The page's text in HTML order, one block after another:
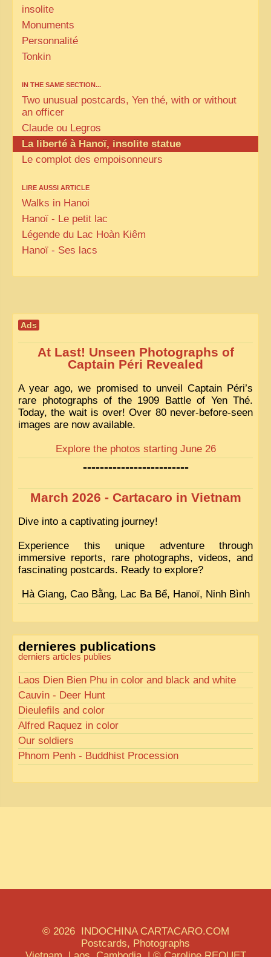
insolite
Monuments
Personnalité
Tonkin
IN THE SAME SECTION...
Two unusual postcards, Yen thé, with or without
an officer
Claude ou Legros
La liberté à Hanoï, insolite statue
Le complot des empoisonneurs
LIRE AUSSI ARTICLE
Walks in Hanoi
Hanoï - Le petit lac
Légende du Lac Hoàn Kiêm
Hanoï - Ses lacs
Ads
At Last! Unseen Photographs of
Captain Péri Revealed
A year ago, we promised to unveil Captain Péri’s
rare photographs of the 1909 Battle of Yen Thé.
Today, the wait is over! Over 80 never-before-seen
images are now available.
Explore the photos starting June 26
-------------------------
March 2026 - Cartacaro in Vietnam
Dive into a captivating journey!
Experience this unique adventure through
immersive reports, rare photographs, videos, and
fascinating postcards. Ready to explore?
Hà Giang, Cao Bằng, Lac Ba Bể, Hanoï, Ninh Bình
dernieres publications
derniers articles publies
Laos Dien Bien Phu in color and black and white
Cauvin - Deer Hunt
Dieulefils and color
Alfred Raquez in color
Our soldiers
Phnom Penh - Buddhist Procession
© 2026 INDOCHINA CARTACARO.COM
Postcards, Photographs